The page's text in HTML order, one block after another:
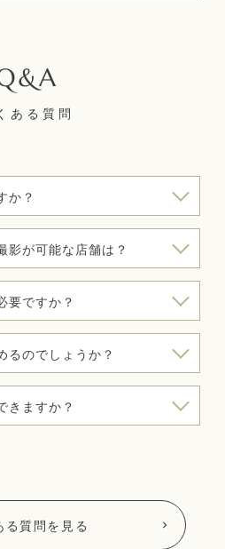
ある質問
か？
影が可能な店舗は？
要ですか？
るのでしょうか？
きますか？
る質問を見る